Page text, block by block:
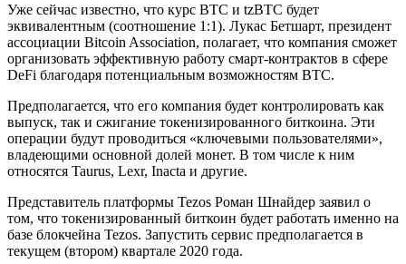
Уже сейчас известно, что курс BTC и tzBTC будет
эквивалентным (соотношение 1:1). Лукас Бетшарт, президент
ассоциации Bitcoin Association, полагает, что компания сможет
организовать эффективную работу смарт-контрактов в сфере
DeFi благодаря потенциальным возможностям BTC.
Предполагается, что его компания будет контролировать как
выпуск, так и сжигание токенизированного биткоина. Эти
операции будут проводиться «ключевыми пользователями»,
владеющими основной долей монет. В том числе к ним
относятся Taurus, Lexr, Inacta и другие.
Представитель платформы Tezos Роман Шнайдер заявил о
том, что токенизированный биткоин будет работать именно на
базе блокчейна Tezos. Запустить сервис предполагается в
текущем (втором) квартале 2020 года.